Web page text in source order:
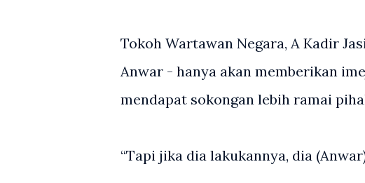
Tokoh Wartawan Negara, A Kadir
Anwar - hanya akan memberikan
mendapat sokongan lebih ramai
“Tapi jika dia lakukannya, dia